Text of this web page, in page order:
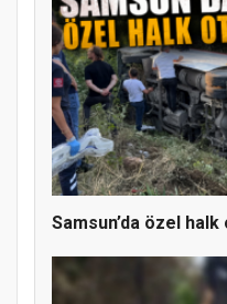
Samsun’da özel